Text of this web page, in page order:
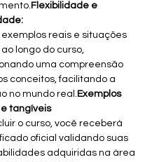
Flexibilidade e
exemplos reais e situações
longo do curso,
uma compreensão
conceitos, facilitando a
no mundo real. Exemplos
tangíveis
o curso, você receberá
oficial validando suas
adquiridas na área